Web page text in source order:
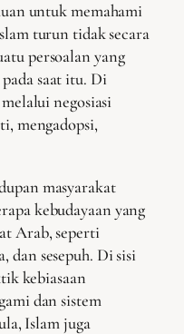
untuk memahami
turun tidak secara
persoalan yang
saat itu. Di
negosiasi
mengadopsi,
masyarakat
kebudayaan yang
Arab, seperti
dan sesepuh. Di sisi
kebiasaan
dan sistem
Islam juga